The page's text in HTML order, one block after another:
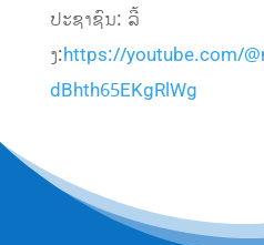
ປະຊາຊົນ: ລີ້
ງ:https://youtube.com/
dBhth65EKgRlWg